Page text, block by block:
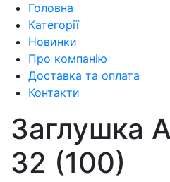
Головна
Категорії
Новинки
Про компанію
Доставка та оплата
Контакти
Заглушка
32 (100)